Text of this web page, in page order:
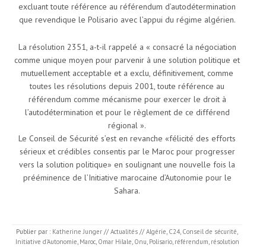
excluant toute référence au référendum d’autodétermination
que revendique le Polisario avec l’appui du régime algérien.
La résolution 2351, a-t-il rappelé a « consacré la négociation
comme unique moyen pour parvenir à une solution politique et
mutuellement acceptable et a exclu, définitivement, comme
toutes les résolutions depuis 2001, toute référence au
référendum comme mécanisme pour exercer le droit à
l’autodétermination et pour le règlement de ce différend
régional ».
Le Conseil de Sécurité s’est en revanche «félicité des efforts
sérieux et crédibles consentis par le Maroc pour progresser
vers la solution politique» en soulignant une nouvelle fois la
prééminence de l’Initiative marocaine d’Autonomie pour le
Sahara.
Publier par : Katherine Junger // Actualités // Algérie, C24, Conseil de sécurité,
Initiative d’Autonomie, Maroc, Omar Hilale, Onu, Polisario, référendum, résolution